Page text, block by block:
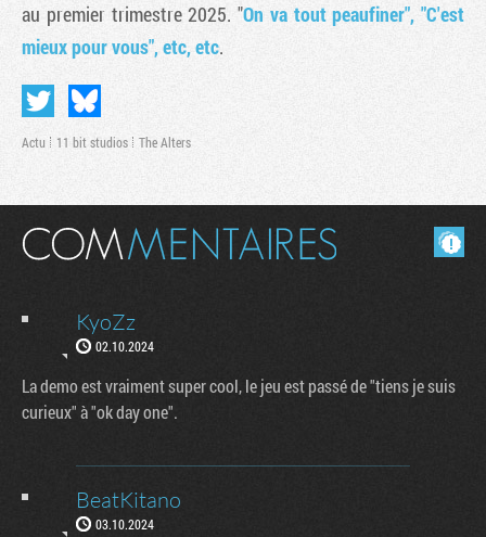
au premier trimestre 2025. "On va tout peaufiner", "C'est
mieux pour vous", etc, etc.
Actu 11 bit studios The Alters
Masquer les commentaires lus.
KyoZz
02.10.2024
La demo est vraiment super cool, le jeu est passé de "tiens je suis
curieux" à "ok day one".
BeatKitano
03.10.2024